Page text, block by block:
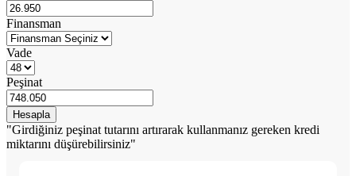
Finansman
Vade
Peşinat
"Girdiğiniz peşinat tutarını artırarak kullanmanız gereken kredi
miktarını düşürebilirsiniz"